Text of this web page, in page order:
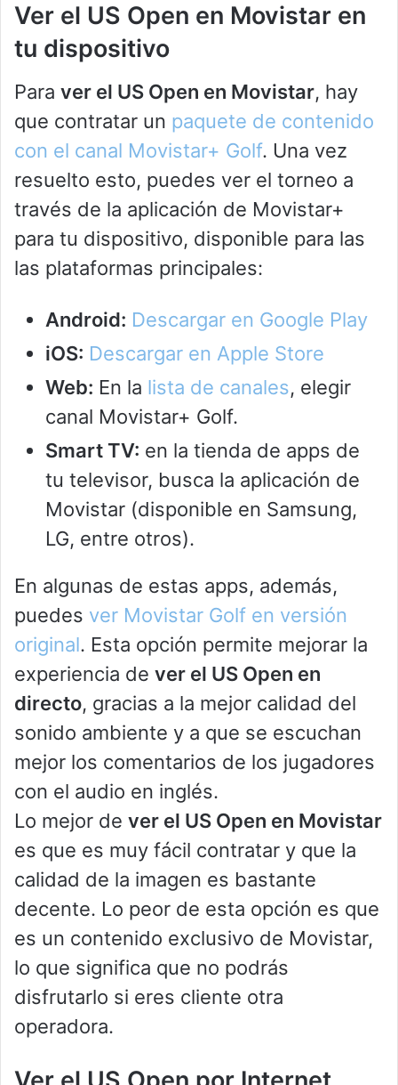
Ver el US Open en Movistar en
tu dispositivo
Para ver el US Open en Movistar, hay
que contratar un paquete de contenido
con el canal Movistar+ Golf. Una vez
resuelto esto, puedes ver el torneo a
través de la aplicación de Movistar+
para tu dispositivo, disponible para las
las plataformas principales:
Android: Descargar en Google Play
iOS: Descargar en Apple Store
Web: En la lista de canales, elegir
canal Movistar+ Golf.
Smart TV: en la tienda de apps de
tu televisor, busca la aplicación de
Movistar (disponible en Samsung,
LG, entre otros).
En algunas de estas apps, además,
puedes ver Movistar Golf en versión
original. Esta opción permite mejorar la
experiencia de ver el US Open en
directo, gracias a la mejor calidad del
sonido ambiente y a que se escuchan
mejor los comentarios de los jugadores
con el audio en inglés.
Lo mejor de ver el US Open en Movistar
es que es muy fácil contratar y que la
calidad de la imagen es bastante
decente. Lo peor de esta opción es que
es un contenido exclusivo de Movistar,
lo que significa que no podrás
disfrutarlo si eres cliente otra
operadora.